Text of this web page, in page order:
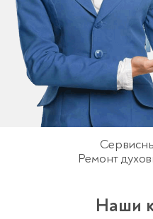
Ремонт
Наши